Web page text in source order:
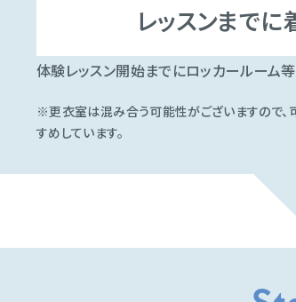
レッスンまで
体験レッスン開始までにロッカールーム
※更衣室は混み合う可能性がございますので、
すめしています。